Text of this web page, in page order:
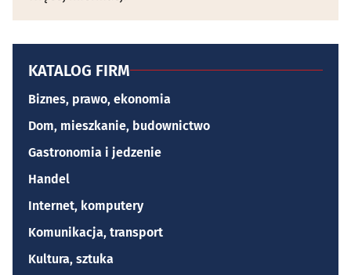
KATALOG FIRM
Biznes, prawo, ekonomia
Dom, mieszkanie, budownictwo
Gastronomia i jedzenie
Handel
Internet, komputery
Komunikacja, transport
Kultura, sztuka